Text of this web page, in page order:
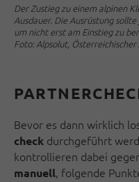
Der Zustieg zu einem alpinen
Ausdauer. Die Ausrüstung
um nicht erst am Einstieg zu
Foto: Alpsolut,
Bevor es dann wirklich
check durchgeführt
kontrol­lieren dabei
manu­ell, folgende